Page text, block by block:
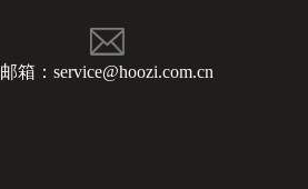
邮箱：service@hoozi.com.cn